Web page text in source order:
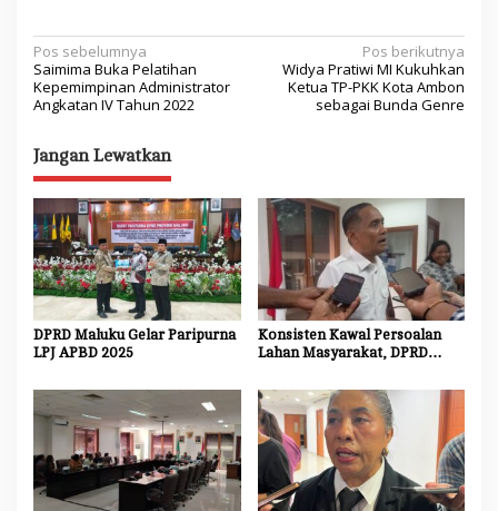
N
a
v
i
g
a
s
i
p
o
Pos sebelumnya
Saimima Buka Pelatihan
Kepemimpinan Administrator
Angkatan IV Tahun 2022
Pos berikutnya
Widya Pratiwi MI Kukuhkan
Ketua TP-PKK Kota Ambon
sebagai Bunda Genre
Jangan Lewatkan
DPRD Maluku Gelar Paripurna
LPJ APBD 2025
Konsisten Kawal Persoalan
Lahan Masyarakat, DPRD
Kodam